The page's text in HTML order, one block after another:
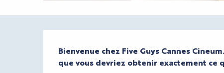
Description
Bienvenue chez Five Guys Cannes
que vous devriez obtenir exactement ce